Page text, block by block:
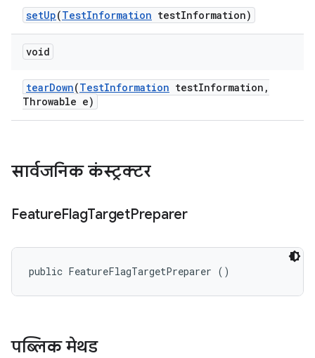
setUp(TestInformation testInformation)
void
tearDown(TestInformation testInformation ,
Throwable e)
सार्वजनिक कंस्ट्रक्टर
FeatureFlagTargetPreparer
public FeatureFlagTargetPreparer ()
पब्लिक मेथड